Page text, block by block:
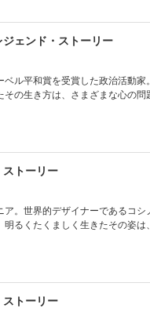
ェンド・ストーリー
ル平和賞を受賞した政治活動
の生き方は、さまざまな心の
トーリー
ア。世界的デザイナーであるコ
るくたくましく生きたその姿
トーリー